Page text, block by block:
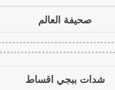
صحيفة العالم
شدات ببجي اقساط